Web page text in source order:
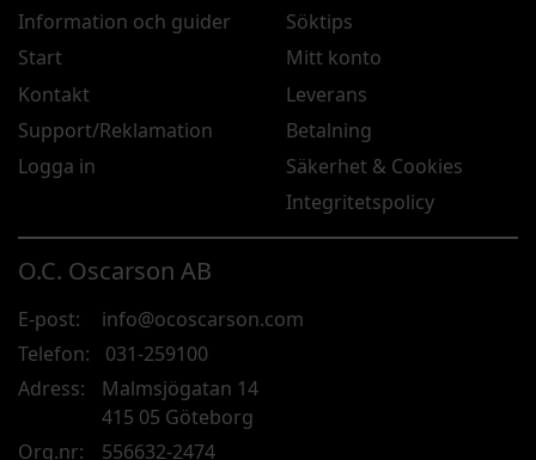
O.C. Oscarson AB
E-post:
info@ocoscarson.com
Telefon:
031-259100
Adress:
Malmsjögatan 14
415 05 Göteborg
Org.nr:
556632-2474
Information och guider
Start
Kontakt
Support/Reklamation
Logga in
Söktips
Mitt konto
Leverans
Betalning
Säkerhet & Cookies
Integritetspolicy